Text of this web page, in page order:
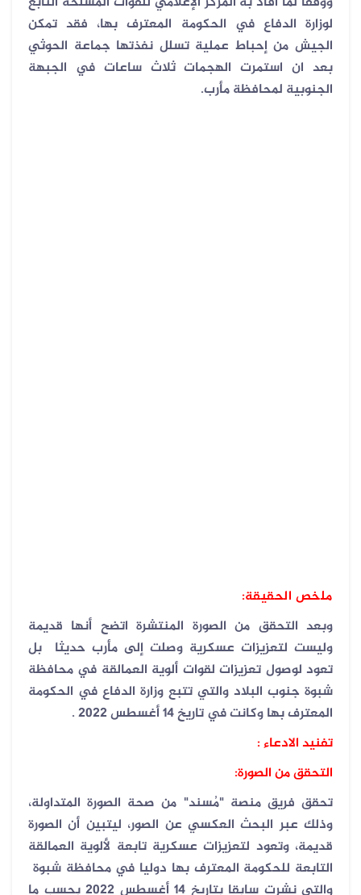
لوزارة الدفاع في الحكومة المعترف بها، فقد تمكن
الجيش من إحباط عملية تسلل نفذتها جماعة الحوثي
بعد ان استمرت الهجمات ثلاث ساعات في الجبهة
الجنوبية لمحافظة مأرب.
ملخص الحقيقة:
وبعد التحقق من الصورة المنتشرة اتضح أنها قديمة
وليست لتعزيزات عسكرية وصلت إلى مأرب حديثا بل
تعود لوصول تعزيزات لقوات ألوية العمالقة في محافظة
شبوة جنوب البلاد والتي تتبع وزارة الدفاع في الحكومة
المعترف بها وكانت في تاريخ 14 أغسطس 2022 .
تفنيد الادعاء :
التحقق من الصورة:
تحقق فريق منصة "مُسند" من صحة الصورة المتداولة،
وذلك عبر البحث العكسي عن الصور، ليتبين أن الصورة
قديمة، وتعود لتعزيزات عسكرية تابعة لألوية العمالقة
التابعة للحكومة المعترف بها دوليا في محافظة شبوة
والتي نشرت سابقا بتاريخ 14 أغسطس 2022 بحسب ما